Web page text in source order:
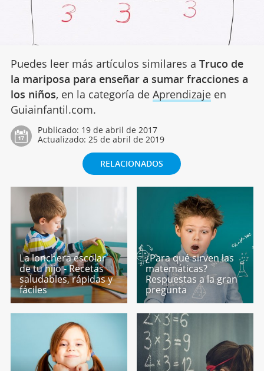
Puedes leer más artículos similares a Truco de
la mariposa para enseñar a sumar fracciones a
los niños, en la categoría de Aprendizajeen
Guiainfantil.com.
Publicado: 19 de abril de 2017
Actualizado: 25 de abril de 2019
RELACIONADOS
La lonchera escolar
de tu hijo - Recetas
saludables, rápidas y
fáciles
¿Para qué sirven las
matemáticas?
Respuestas a la gran
pregunta